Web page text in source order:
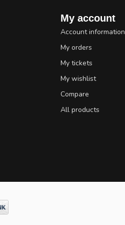
My account
Account information
My orders
My tickets
My wishlist
Compare
All products